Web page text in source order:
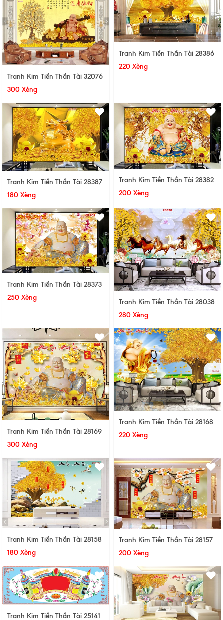
Tranh Kim Tiền Thần Tài 32076
300 Xèng
Tranh Kim Tiền Thần Tài 28386
220 Xèng
Tranh Kim Tiền Thần Tài 28387
180 Xèng
Tranh Kim Tiền Thần Tài 28382
200 Xèng
Tranh Kim Tiền Thần Tài 28373
250 Xèng
Tranh Kim Tiền Thần Tài 28038
280 Xèng
Tranh Kim Tiền Thần Tài 28169
300 Xèng
Tranh Kim Tiền Thần Tài 28168
220 Xèng
Tranh Kim Tiền Thần Tài 28158
180 Xèng
Tranh Kim Tiền Thần Tài 28157
200 Xèng
Tranh Kim Tiền Thần Tài 25141